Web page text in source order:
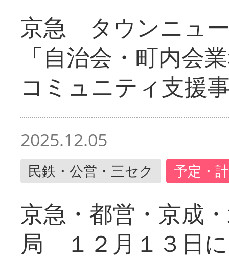
京急 タウンニュ
「自治会・町内会
コミュニティ支援
2025.12.05
民鉄・公営・三セク 予定・
京急・都営・京成
局 １２月１３日